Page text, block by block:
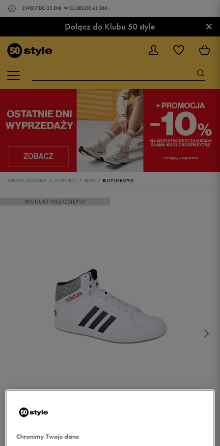
ZWROT DO 30 DNI. W KLUBIE DO 60 DNI.
Dołącz do Klubu 50 style ×
STRONA GŁÓWNA DZIECIĘCE BUTY BUTY LIFESTYLE
PRODUKT NIEDOSTĘPNY
Chronimy Twoje dane